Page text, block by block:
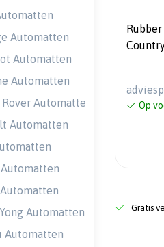
Op
Gratis
Automatten
Automatten
Automatten
Rover Automatten
Automatten
Automatten
Automatten
Automatten